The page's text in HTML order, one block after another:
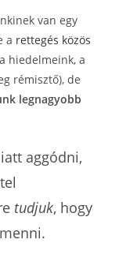
van egy
a rettegés közös
hiedelmeink, a
rémisztő), de
legnagyobb
aggódni,
tudjuk, hogy